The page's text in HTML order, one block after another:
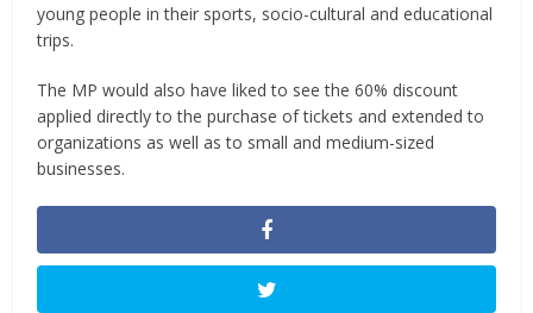
young people in their sports, socio-cultural and educational
trips.
The MP would also have liked to see the 60% discount
applied directly to the purchase of tickets and extended to
organizations as well as to small and medium-sized
businesses.